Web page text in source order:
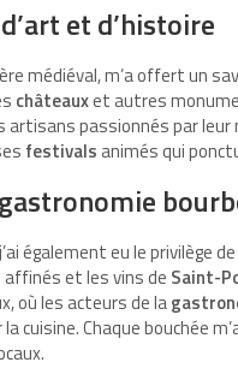
et d’histoire
médiéval, m’a offert un
châteauxet autres
artisans passionnés par
festivals animés qui
également eu le privilège
et les vins de Saint-
où les acteurs de la
cuisine. Chaque bouchée